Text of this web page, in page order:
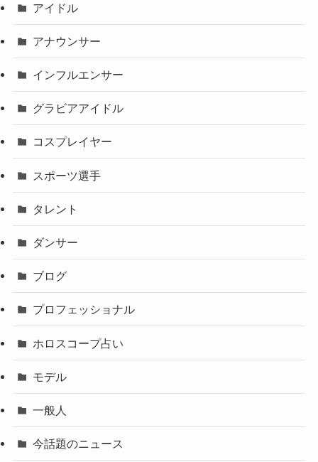
アイドル
アナウンサー
インフルエンサー
グラビアアイドル
コスプレイヤー
スポーツ選手
タレント
ダンサー
ブログ
プロフェッショナル
ホロスコープ占い
モデル
一般人
今話題のニュース